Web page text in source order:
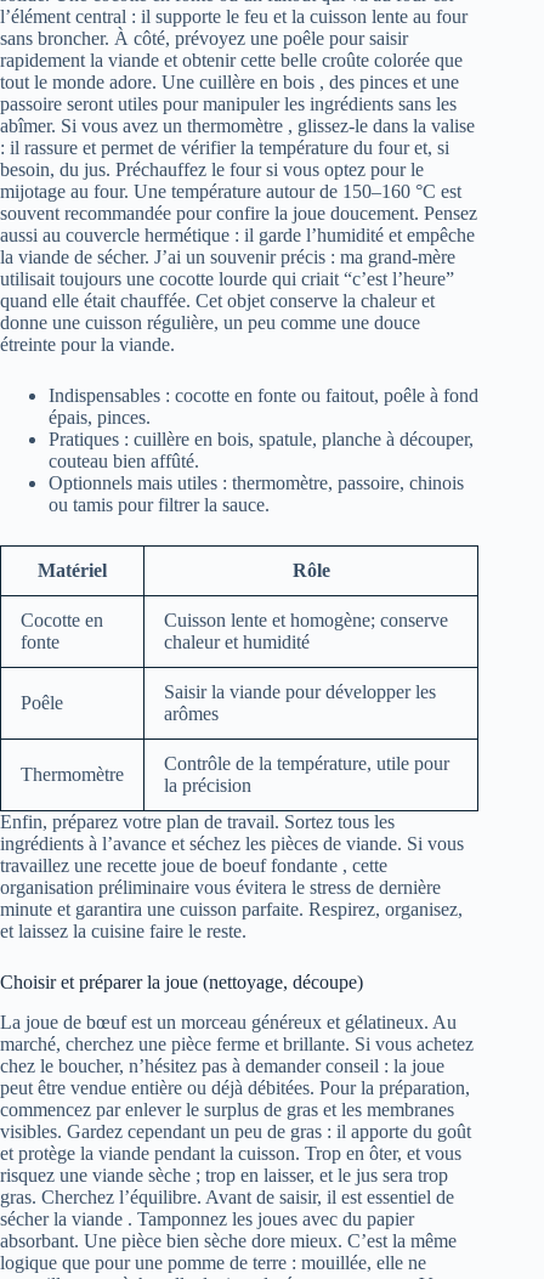
l’élément central : il supporte le feu et la cuisson lente au four
sans broncher. À côté, prévoyez une poêle pour saisir
rapidement la viande et obtenir cette belle croûte colorée que
tout le monde adore. Une cuillère en bois , des pinces et une
passoire seront utiles pour manipuler les ingrédients sans les
abîmer. Si vous avez un thermomètre , glissez-le dans la valise
: il rassure et permet de vérifier la température du four et, si
besoin, du jus. Préchauffez le four si vous optez pour le
mijotage au four. Une température autour de 150–160 °C est
souvent recommandée pour confire la joue doucement. Pensez
aussi au couvercle hermétique : il garde l’humidité et empêche
la viande de sécher. J’ai un souvenir précis : ma grand-mère
utilisait toujours une cocotte lourde qui criait “c’est l’heure”
quand elle était chauffée. Cet objet conserve la chaleur et
donne une cuisson régulière, un peu comme une douce
étreinte pour la viande.
Indispensables : cocotte en fonte ou faitout, poêle à fond
épais, pinces.
Pratiques : cuillère en bois, spatule, planche à découper,
couteau bien affûté.
Optionnels mais utiles : thermomètre, passoire, chinois
ou tamis pour filtrer la sauce.
Matériel Rôle
Cocotte en
fonte
Cuisson lente et homogène; conserve
chaleur et humidité
Poêle
Saisir la viande pour développer les
arômes
Thermomètre
Contrôle de la température, utile pour
la précision
Enfin, préparez votre plan de travail. Sortez tous les
ingrédients à l’avance et séchez les pièces de viande. Si vous
travaillez une recette joue de boeuf fondante , cette
organisation préliminaire vous évitera le stress de dernière
minute et garantira une cuisson parfaite. Respirez, organisez,
et laissez la cuisine faire le reste.
Choisir et préparer la joue (nettoyage, découpe)
La joue de bœuf est un morceau généreux et gélatineux. Au
marché, cherchez une pièce ferme et brillante. Si vous achetez
chez le boucher, n’hésitez pas à demander conseil : la joue
peut être vendue entière ou déjà débitées. Pour la préparation,
commencez par enlever le surplus de gras et les membranes
visibles. Gardez cependant un peu de gras : il apporte du goût
et protège la viande pendant la cuisson. Trop en ôter, et vous
risquez une viande sèche ; trop en laisser, et le jus sera trop
gras. Cherchez l’équilibre. Avant de saisir, il est essentiel de
sécher la viande . Tamponnez les joues avec du papier
absorbant. Une pièce bien sèche dore mieux. C’est la même
logique que pour une pomme de terre : mouillée, elle ne